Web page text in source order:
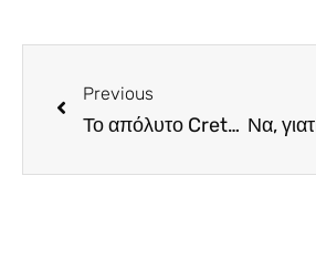
Previous
Το απόλυτο Cretan massage experience με ελαιόλαδο και ρακί στο Nyx Limassol Hotel